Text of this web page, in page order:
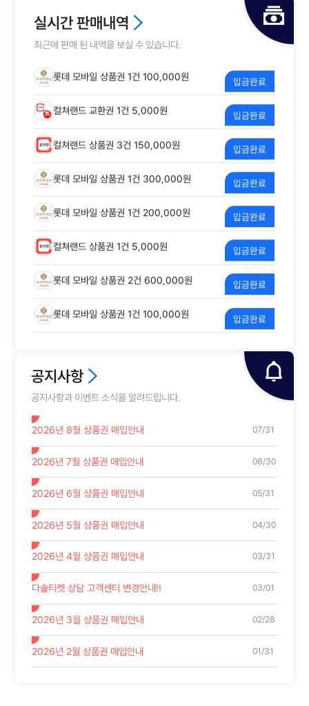
실시간 판매내역
최근에 판매 된 내역을 보실 수 있습니다.
입금완료
롯데 모바일 상품권 1건 100,000원
컬쳐랜드 교환권 1건 5,000원 입금완료
컬쳐랜드 상품권 3건 150,000원 입금완료
롯데 모바일 상품권 1건 300,000원 입금완료
롯데 모바일 상품권 1건 200,000원 입금완료
컬쳐랜드 상품권 1건 5,000원 입금완료
롯데 모바일 상품권 2건 600,000원 입금완료
롯데 모바일 상품권 1건 100,000원 입금완료
롯데 모바일 상품권 1건 100,000원 입금완료
입금완료
컬쳐랜드 상품권 2건 100,000원 입금완료
컬쳐랜드 상품권 7건 300,000원
입금완료
입금완료
컬쳐랜드 교환권 1건 5,000원 입금완료
공지사항
공지사항과 이벤트 소식을 알려드립니다.
2026년 8월 상품권 매입안내 07/31
2026년 7월 상품권 매입안내 06/30
2026년 6월 상품권 매입안내 05/31
2026년 5월 상품권 매입안내 04/30
2026년 4월 상품권 매입안내 03/31
다솔티켓 상담 고객센터 변경안내!! 03/01
2026년 3월 상품권 매입안내 02/28
2026년 2월 상품권 매입안내 01/31